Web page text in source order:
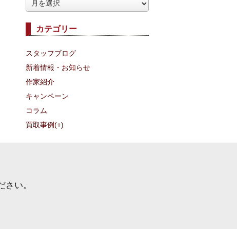
カテゴリー
スタッフブログ
新着情報・お知らせ
作家紹介
キャンペーン
コラム
買取事例(+)
さい。